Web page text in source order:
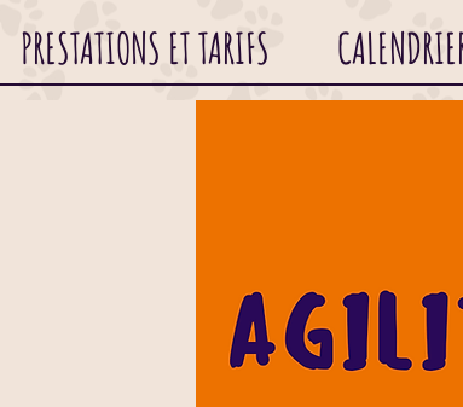
PRESTATIONS ET TARIFS